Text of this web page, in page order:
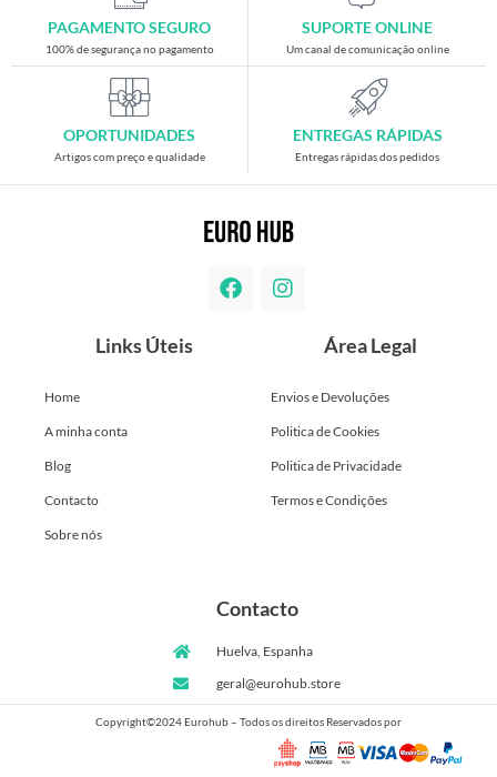
PAGAMENTO SEGURO
100% de segurança no pagamento
SUPORTE ONLINE
Um canal de comunicação online
OPORTUNIDADES
Artigos com preço e qualidade
ENTREGAS RÁPIDAS
Entregas rápidas dos pedidos
Links Úteis
Home
A minha conta
Blog
Contacto
Sobre nós
Área Legal
Envios e Devoluções
Politica de Cookies
Politica de Privacidade
Termos e Condições
Contacto
Huelva, Espanha
geral@eurohub.store
Copyright©2024 Eurohub – Todos os direitos Reservados por